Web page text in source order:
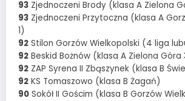
93 Zjednoczeni Brody (klasa A Zielona
93 Zjednoczeni Przytoczna (klasa A
1)
92 Stilon Gorzów Wielkopolski (4 liga
92 Beskid Bożnów (klasa A Zielona Góra
92 ZAP Syrena II Zbąszynek (klasa B
92 KS Tomaszowo (klasa B Żagań)
90 Sokół II Gościm (klasa B Gorzów